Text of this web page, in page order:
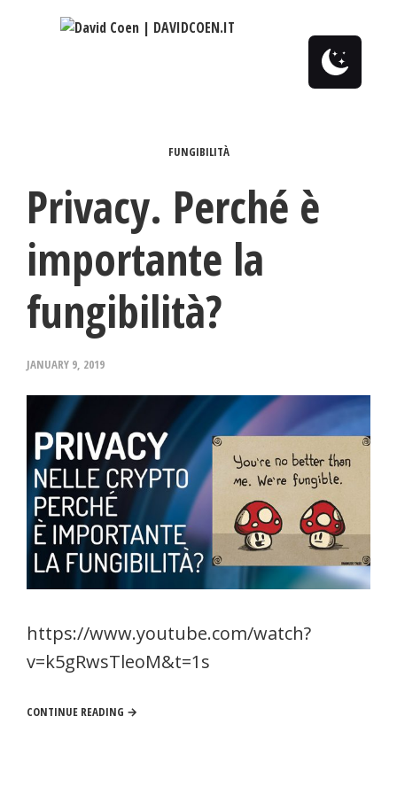
FUNGIBILITÀ
Privacy. Perché è
importante la
fungibilità?
JANUARY 9, 2019
https://www.youtube.com/watch?
v=k5gRwsTleoM&t=1s
CONTINUE READING →